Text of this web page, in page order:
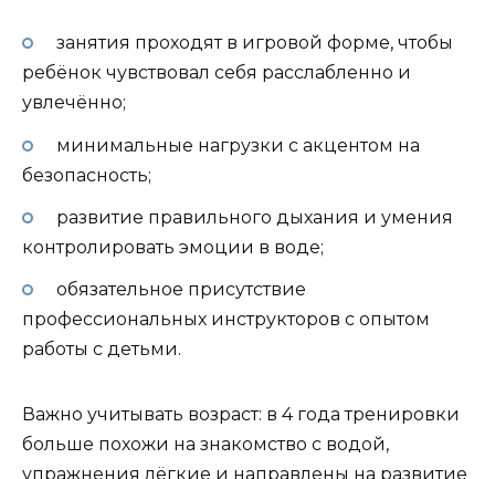
занятия проходят в игровой форме, чтобы
ребёнок чувствовал себя расслабленно и
увлечённо;
минимальные нагрузки с акцентом на
безопасность;
развитие правильного дыхания и умения
контролировать эмоции в воде;
обязательное присутствие
профессиональных инструкторов с опытом
работы с детьми.
Важно учитывать возраст: в 4 года тренировки
больше похожи на знакомство с водой,
упражнения лёгкие и направлены на развитие